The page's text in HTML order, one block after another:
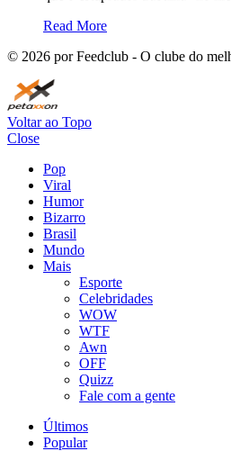
Read More
© 2026 por Feedclub - O clube do
Voltar ao Topo
Close
Pop
Viral
Humor
Bizarro
Brasil
Mundo
Mais
Esporte
Celebridades
WOW
WTF
Awn
OFF
Quizz
Fale com a gente
Últimos
Popular